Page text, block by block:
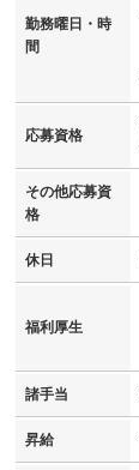
勤務曜日・時
間
応募資格
その他応募資
格
休日
福利厚生
諸手当
昇給